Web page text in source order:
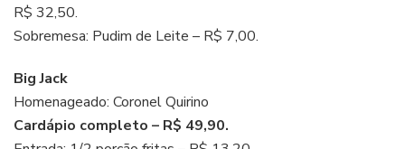
R$ 32,50.
Sobremesa: Pudim de Leite – R$ 7,00.
Big Jack
Homenageado: Coronel Quirino
Cardápio completo – R$ 49,90.